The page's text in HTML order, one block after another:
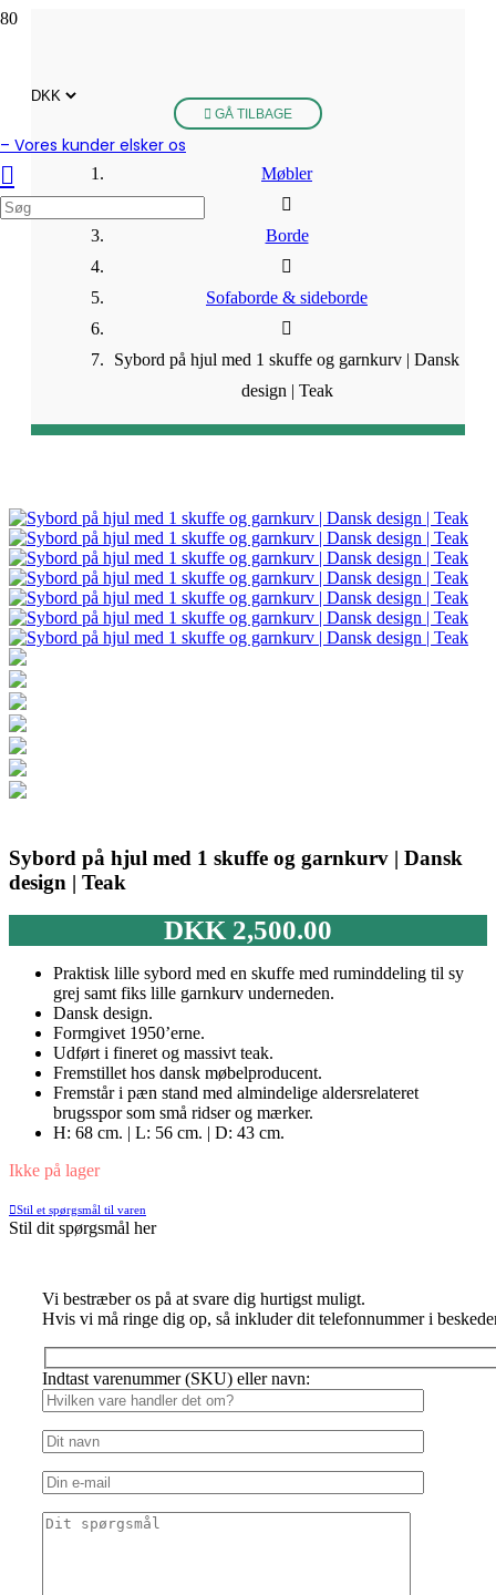
– Vores kunder elsker os
GÅ TILBAGE
Møbler
Borde
Sofaborde & sideborde
Sybord på hjul med 1 skuffe og garnkurv | Dansk
design | Teak
Sybord på hjul med 1 skuffe og garnkurv | Dansk
design | Teak
DKK2,500.00
Praktisk lille sybord med en skuffe med ruminddeling til sy
grej samt fiks lille garnkurv underneden.
Dansk design.
Formgivet 1950’erne.
Udført i fineret og massivt teak.
Fremstillet hos dansk møbelproducent.
Fremstår i pæn stand med almindelige aldersrelateret
brugsspor som små ridser og mærker.
H: 68 cm. | L: 56 cm. | D: 43 cm.
Ikke på lager
Stil et spørgsmål til varen
Stil dit spørgsmål her
Vi bestræber os på at svare dig hurtigst muligt.
Hvis vi må ringe dig op, så inkluder dit telefonnummer i
Indtast varenummer (SKU) eller navn: